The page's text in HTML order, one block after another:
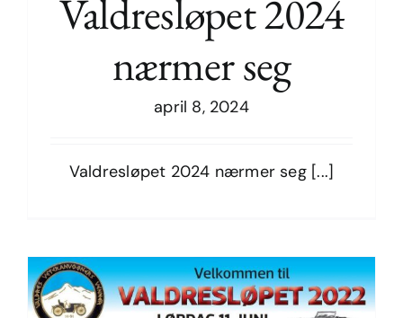
Valdresløpet 2024 nærmer seg
Valdresløpet 2024
nærmer seg
april 8, 2024
Valdresløpet 2024 nærmer seg [...]